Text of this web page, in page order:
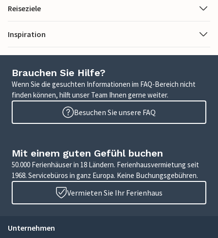
Reiseziele
Inspiration
Brauchen Sie Hilfe?
Wenn Sie die gesuchten Informationen im FAQ-Bereich nicht
finden können, hilft unser Team Ihnen gerne weiter.
Besuchen Sie unsere FAQ
Mit einem guten Gefühl buchen
50.000 Ferienhäuser in 18 Ländern. Ferienhausvermietung seit
1968. Servicebüros in ganz Europa. Keine Buchungsgebühren.
Vermieten Sie Ihr Ferienhaus
Unternehmen